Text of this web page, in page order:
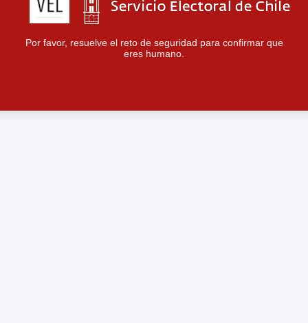
Por favor, resuelve el reto de seguridad para confirmar que
eres humano.